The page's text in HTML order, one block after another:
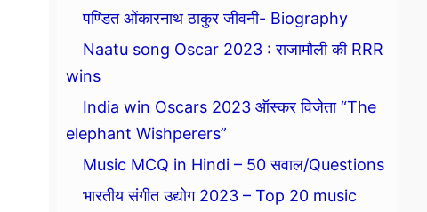
पण्डित ओंकारनाथ ठाकुर जीवनी- Biography
Naatu song Oscar 2023 : राजामौली की RRR
wins
India win Oscars 2023 ऑस्कर विजेता “The
elephant Wishperers”
Music MCQ in Hindi – 50 सवाल/Questions
भारतीय संगीत उद्योग 2023 – Top 20 music